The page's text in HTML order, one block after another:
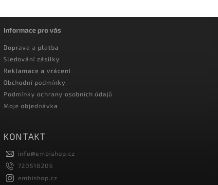
Informace pro vás
Doprava a platba
Sledování zásilky
Reklamace a vrácení
Obchodní podmínky
Podmínky ochrany osobních údajů
Moje objednávka
KONTAKT
info@embishop.cz
720518206
embishop.cz